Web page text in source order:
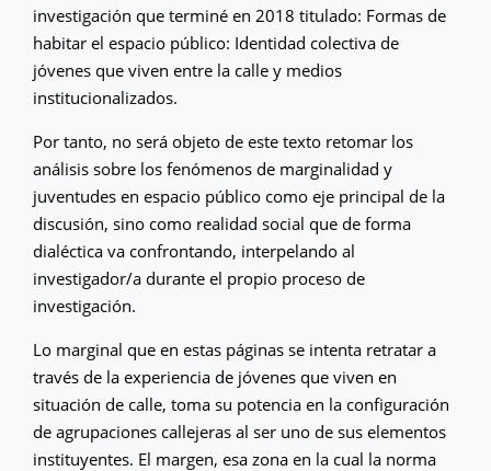
investigación que terminé en 2018 titulado: Formas de
habitar el espacio público: Identidad colectiva de
jóvenes que viven entre la calle y medios
institucionalizados.
Por tanto, no será objeto de este texto retomar los
análisis sobre los fenómenos de marginalidad y
juventudes en espacio público como eje principal de la
discusión, sino como realidad social que de forma
dialéctica va confrontando, interpelando al
investigador/a durante el propio proceso de
investigación.
Lo marginal que en estas páginas se intenta retratar a
través de la experiencia de jóvenes que viven en
situación de calle, toma su potencia en la configuración
de agrupaciones callejeras al ser uno de sus elementos
instituyentes. El margen, esa zona en la cual la norma